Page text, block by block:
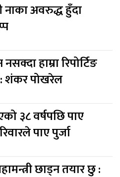
नाका अवरुद्ध हुँदा
हाम्रा रिपोर्टिङ
शंकर पोखरेल
३८ वर्षपछि पाए
पाए पुर्जा
छाड्न तयार छु :